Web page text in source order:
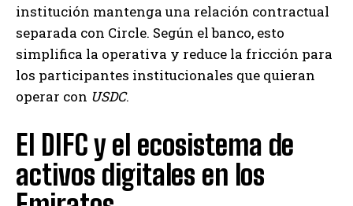
institución mantenga una relación contractual
separada con Circle. Según el banco, esto
simplifica la operativa y reduce la fricción para
los participantes institucionales que quieran
operar con USDC.
El DIFC y el ecosistema de
activos digitales en los